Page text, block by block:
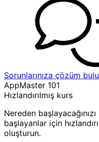
Sorunlarınıza çözüm
AppMaster 101
Hızlandırılmış kurs
Nereden
başlayanlar için
oluşturun.